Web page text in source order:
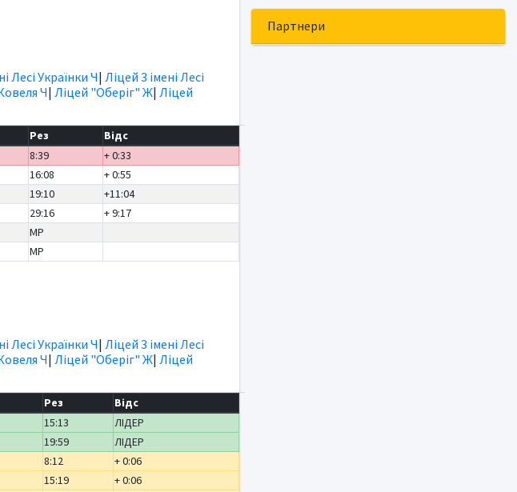
Лесі Українки Ч| Ліцей 3 імені Лесі
Ч| Ліцей "Оберіг" Ж| Ліцей
Рез
Відс
8:39
+ 0:33
16:08
+ 0:55
19:10
+11:04
29:16
+ 9:17
MP
MP
Лесі Українки Ч| Ліцей 3 імені Лесі
Ч| Ліцей "Оберіг" Ж| Ліцей
Рез
Відс
15:13
ЛІДЕР
19:59
ЛІДЕР
8:12
+ 0:06
15:19
+ 0:06
Партнери